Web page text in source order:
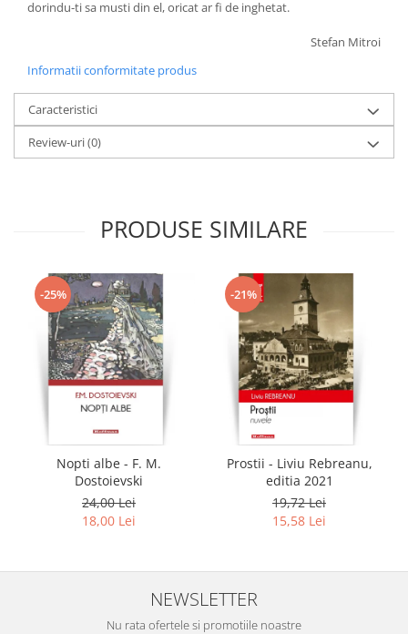
dorindu-ti sa musti din el, oricat ar fi de inghetat.
Stefan Mitroi
Informatii conformitate produs
Caracteristici
Review-uri(0)
PRODUSE SIMILARE
-25%
Nopti albe - F. M.
Dostoievski
24,00 Lei
18,00 Lei
-21%
Prostii - Liviu Rebreanu,
editia 2021
19,72 Lei
15,58 Lei
NEWSLETTER
Nu rata ofertele si promotiile noastre